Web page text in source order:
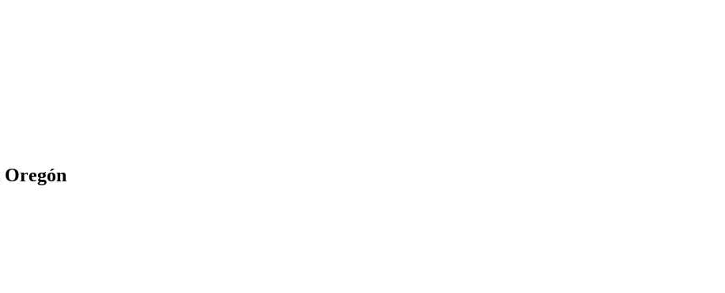
Oregón